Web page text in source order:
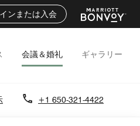
ンまたは入会
会議＆婚礼 ギャラリー
+1 650-321-4422